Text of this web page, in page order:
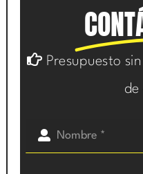
Presupuesto
de